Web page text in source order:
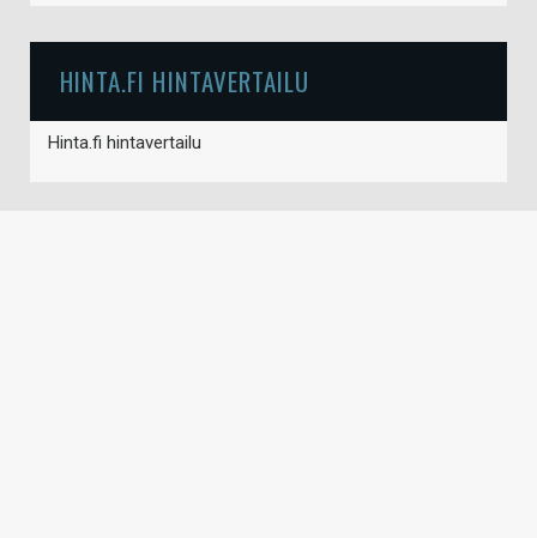
HINTA.FI HINTAVERTAILU
Hinta.fi hintavertailu